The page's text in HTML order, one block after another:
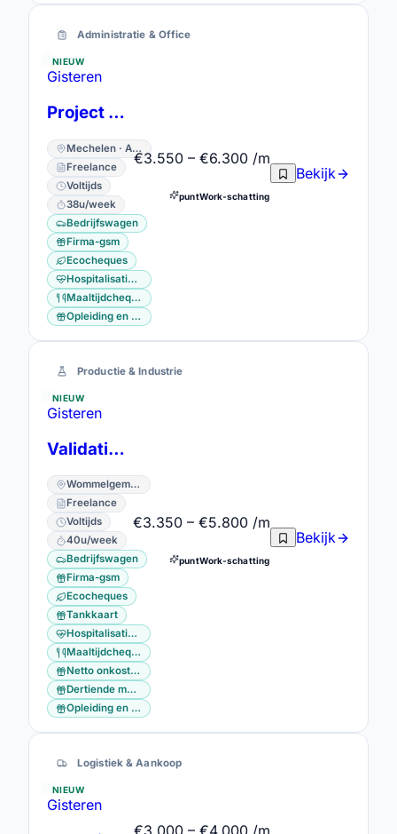
Administratie & Office
NIEUW
Gisteren
Project Consultant - bedrijfswagen
Mechelen · Antwerpen
Freelance
Voltijds
38u/week
Bedrijfswagen
Firma-gsm
Ecocheques
Hospitalisatieverzekering
Maaltijdcheques
Opleiding en vorming
€3.550 – €6.300 /m
puntWork-schatting
Bekijk
Productie & Industrie
NIEUW
Gisteren
Validation & Automation Engineer (met pharma ervaring)
Wommelgem · Antwerpen
Freelance
Voltijds
40u/week
Bedrijfswagen
Firma-gsm
Ecocheques
Tankkaart
Hospitalisatieverzekering
Maaltijdcheques
Netto onkostenvergoeding
Dertiende maand
Opleiding en vorming
€3.350 – €5.800 /m
puntWork-schatting
Bekijk
Logistiek & Aankoop
NIEUW
Gisteren